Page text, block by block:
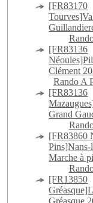
[FR83170
[FR83136
Clément
Rando A
[FR83136
Grand
[FR83860
Pins]Nans-
Marche à
[FR13850
Gréasque